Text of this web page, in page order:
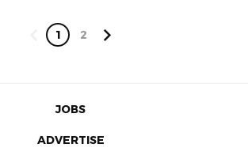
1 2
JOBS
ADVERTISE